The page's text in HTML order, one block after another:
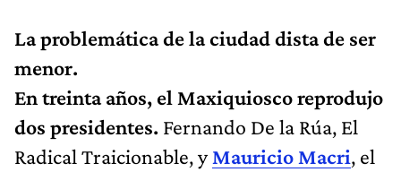
La problemática de la ciudad dista de ser
menor.
En treinta años, el Maxiquiosco reprodujo
dos presidentes. Fernando De la Rúa, El
Radical Traicionable, yMauricio Macri, el